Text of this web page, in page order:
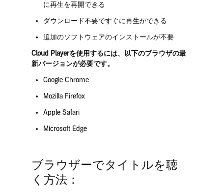
に再生を再開できる
ダウンロード不要ですぐに再生ができる
追加のソフトウェアのインストールが不要
Cloud Playerを使用するには、以下のブラウザの最
新バージョンが必要です。
Google Chrome
Mozilla Firefox
Apple Safari
Microsoft Edge
ブラウザーでタイトルを聴
く方法：